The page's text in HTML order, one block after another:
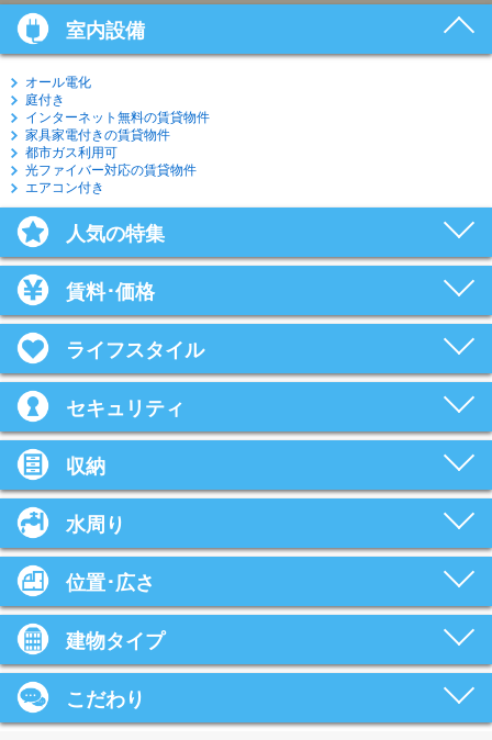
室内設備
オール電化
庭付き
インターネット無料の賃貸物件
家具家電付きの賃貸物件
都市ガス利用可
光ファイバー対応の賃貸物件
エアコン付き
人気の特集
賃料･価格
ライフスタイル
セキュリティ
収納
水周り
位置･広さ
建物タイプ
こだわり